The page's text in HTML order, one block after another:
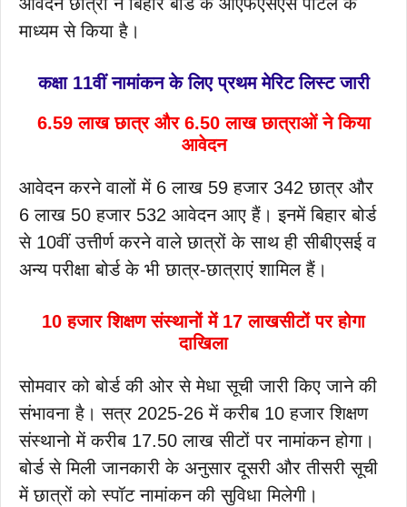
माध्यम से किया है।
कक्षा 11वीं नामांकन के लिए प्रथम मेरिट लिस्ट जारी
6.59 लाख छात्र और 6.50 लाख छात्राओं ने किया
आवेदन
आवेदन करने वालों में 6 लाख 59 हजार 342 छात्र और
6 लाख 50 हजार 532 आवेदन आए हैं। इनमें बिहार बोर्ड
से 10वीं उत्तीर्ण करने वाले छात्रों के साथ ही सीबीएसई व
अन्य परीक्षा बोर्ड के भी छात्र-छात्राएं शामिल हैं।
10 हजार शिक्षण संस्थानों में 17 लाखसीटों पर होगा
दाखिला
सोमवार को बोर्ड की ओर से मेधा सूची जारी किए जाने की
संभावना है। सत्र 2025-26 में करीब 10 हजार शिक्षण
संस्थानो में करीब 17.50 लाख सीटों पर नामांकन होगा।
बोर्ड से मिली जानकारी के अनुसार दूसरी और तीसरी सूची
में छात्रों को स्पॉट नामांकन की सुविधा मिलेगी।